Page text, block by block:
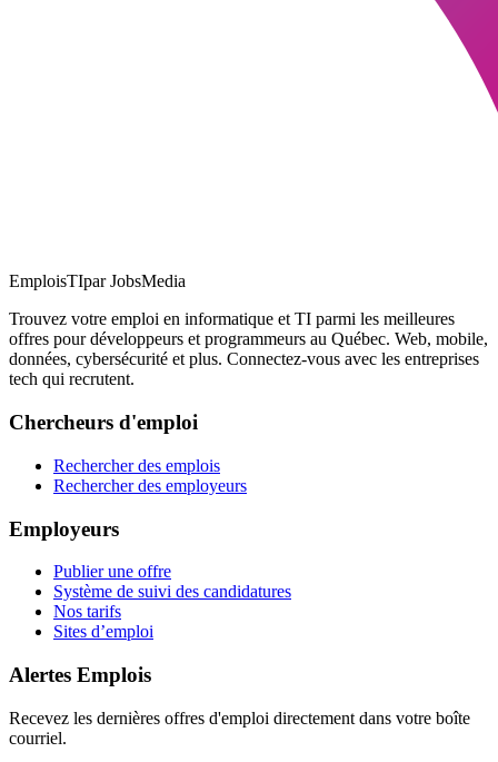
EmploisTIpar JobsMedia
Trouvez votre emploi en informatique et TI parmi les meilleures
offres pour développeurs et programmeurs au Québec. Web, mobile,
données, cybersécurité et plus. Connectez-vous avec les entreprises
tech qui recrutent.
Chercheurs d'emploi
Rechercher des emplois
Rechercher des employeurs
Employeurs
Publier une offre
Système de suivi des candidatures
Nos tarifs
Sites d’emploi
Alertes Emplois
Recevez les dernières offres d'emploi directement dans votre boîte
courriel.